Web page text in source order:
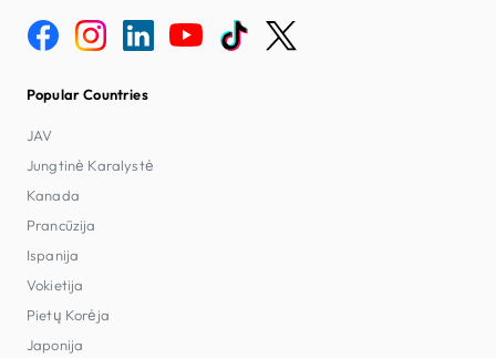
Popular Countries
JAV
Jungtinė Karalystė
Kanada
Prancūzija
Ispanija
Vokietija
Pietų Korėja
Japonija